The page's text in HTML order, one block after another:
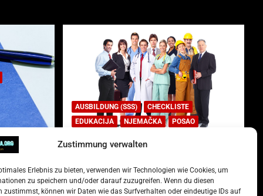
Zustimmung verwalten
Erlebnis zu bieten, verwenden wir Technologien wie Cookies, um
zu speichern und/oder darauf zuzugreifen. Wenn du diesen
zustimmst, können wir Daten wie das Surfverhalten oder eindeutige IDs auf
AUSBILDUNG (SSS)
CHECKLISTE
EDUKACIJA
NJEMAČKA POSAO
Lista najtraženijih deficitarnih
15. Oktober 2022 Redakcija